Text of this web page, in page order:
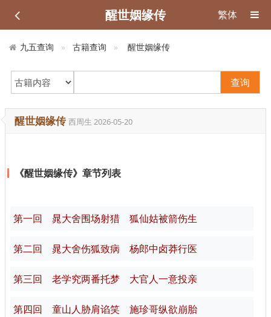
醒世姻缘传 繁体
九五查询 古籍查询 醒世姻缘传
查询
醒世姻缘传西周生 2026-05-20
《醒世姻缘传》章节列表
第一回 晁大舍围场射猎 狐仙姑被箭伤生
第二回 晁大舍伤狐致病 杨郎中卤莽行医
第三回 老学究两番托梦 大官人一意投亲
第四回 童山人胁肩谄笑 施珍哥纵欲崩胎